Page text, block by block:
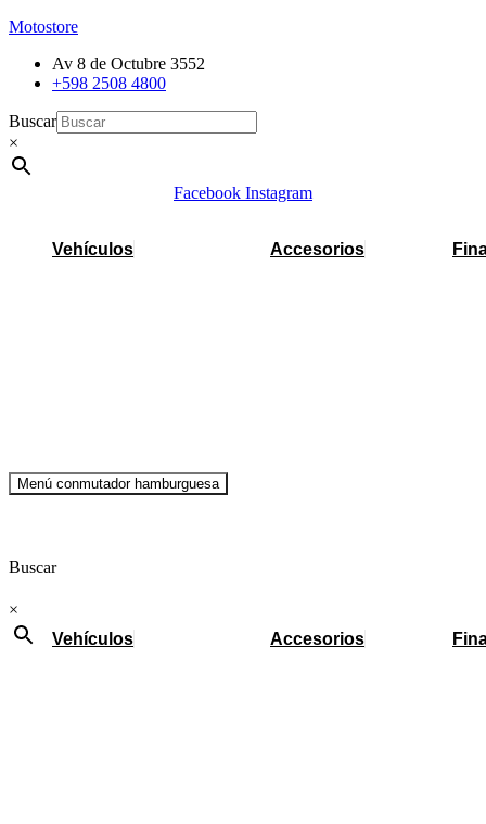
Motostore
Av 8 de Octubre 3552
+598 2508 4800
Buscar
×
Facebook Instagram
Vehículos Accesorios
Menú conmutador hamburguesa
Buscar
×
Vehículos
Accesorios